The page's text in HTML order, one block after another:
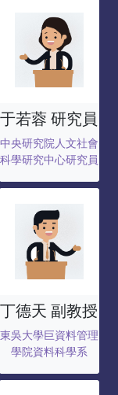
于若蓉 研究員
中央研究院人文社會
科學研究中心研究員
丁德天 副教授
東吳大學巨資料管理
學院資料科學系